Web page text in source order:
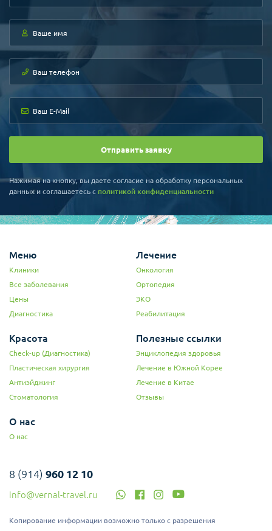
Отправить заявку
Нажимая на кнопку, вы даете согласие на обработку персональных
данных и соглашаетесь c политикой конфиденциальности
Меню
Клиники
Все заболевания
Цены
Диагностика
Лечение
Онкология
Ортопедия
ЭКО
Реабилитация
Красота
Check-up (Диагностика)
Пластическая хирургия
Антиэйджинг
Стоматология
Полезные ссылки
Энциклопедия здоровья
Лечение в Южной Корее
Лечение в Китае
Отзывы
О нас
О нас
8 (914) 960 12 10
info@vernal-travel.ru
Копирование информации возможно только с разрешения